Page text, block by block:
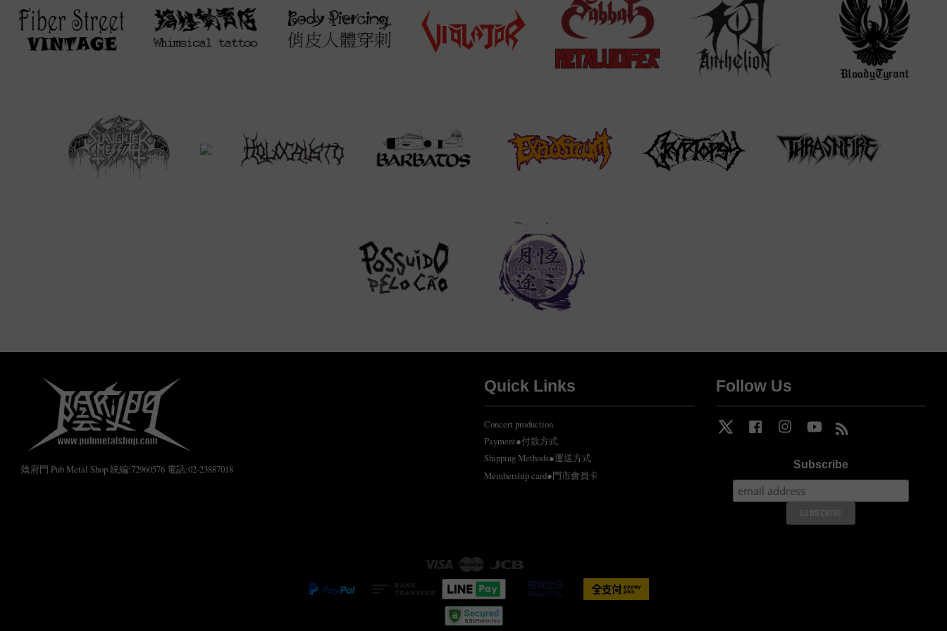
陰府門 Pub Metal Shop 統編:72960576 電話:02-23887018
Quick Links
Concert production
Payment●付款方式
Shipping Methods●運送方式
Membership card●門市會員卡
Follow Us
Twitter Facebook Instagram YouTube
Subscribe
Visa Master